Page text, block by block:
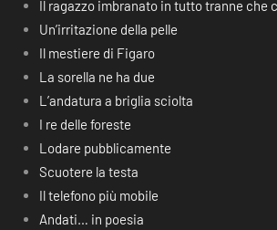
Il ragazzo imbranato in tutto tranne che
Un’irritazione della pelle
Il mestiere di Figaro
La sorella ne ha due
L’andatura a briglia sciolta
I re delle foreste
Lodare pubblicamente
Scuotere la testa
Il telefono più mobile
Andati… in poesia